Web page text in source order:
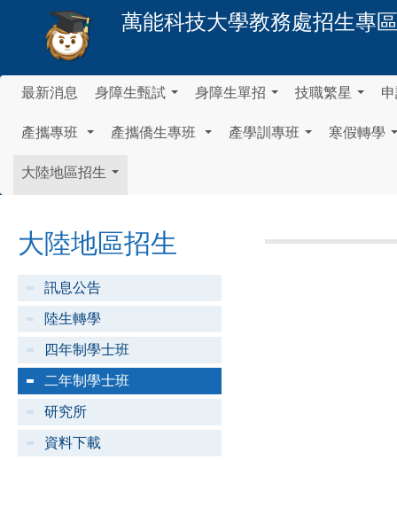
萬能科技大學教務處招生專
最新消息 身障生甄試 身障生單招 技職繁星
產攜專班 產攜僑生專班 產學訓專班 寒假轉學
大陸地區招生
大陸地區招生
訊息公告
陸生轉學
四年制學士班
二年制學士班
研究所
資料下載